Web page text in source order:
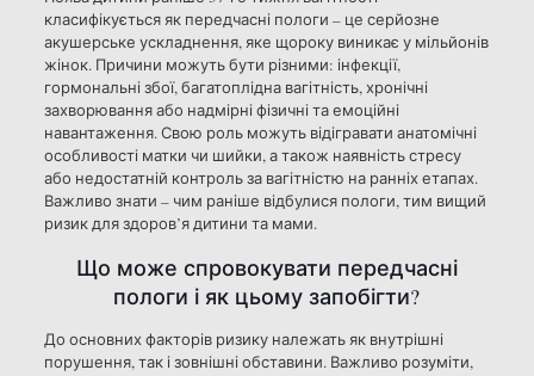
класифікується як передчасні пологи – це серйозне
акушерське ускладнення, яке щороку виникає у мільйонів
жінок. Причини можуть бути різними: інфекції,
гормональні збої, багатоплідна вагітність, хронічні
захворювання або надмірні фізичні та емоційні
навантаження. Свою роль можуть відігравати анатомічні
особливості матки чи шийки, а також наявність стресу
або недостатній контроль за вагітністю на ранніх етапах.
Важливо знати – чим раніше відбулися пологи, тим вищий
ризик для здоров’я дитини та мами.
Що може спровокувати передчасні
пологи і як цьому запобігти?
До основних факторів ризику належать як внутрішні
порушення, так і зовнішні обставини. Важливо розуміти,